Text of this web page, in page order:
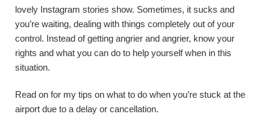
lovely Instagram stories show. Sometimes, it sucks and
you’re waiting, dealing with things completely out of your
control. Instead of getting angrier and angrier, know your
rights and what you can do to help yourself when in this
situation.
Read on for my tips on what to do when you’re stuck at the
airport due to a delay or cancellation.